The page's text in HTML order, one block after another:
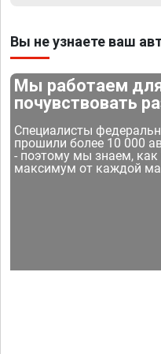
Вы не узнаете ваш
Мы работаем
почувствовать
Специалисты
прошили более 10 000
- поэтому мы знаем,
максимум от каждой